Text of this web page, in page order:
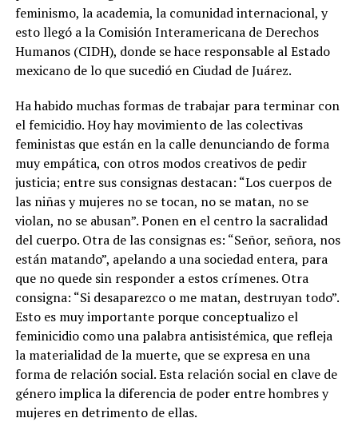
feminismo, la academia, la comunidad internacional, y
esto llegó a la Comisión Interamericana de Derechos
Humanos (CIDH), donde se hace responsable al Estado
mexicano de lo que sucedió en Ciudad de Juárez.
Ha habido muchas formas de trabajar para terminar con
el femicidio. Hoy hay movimiento de las colectivas
feministas que están en la calle denunciando de forma
muy empática, con otros modos creativos de pedir
justicia; entre sus consignas destacan: “Los cuerpos de
las niñas y mujeres no se tocan, no se matan, no se
violan, no se abusan”. Ponen en el centro la sacralidad
del cuerpo. Otra de las consignas es: “Señor, señora, nos
están matando”, apelando a una sociedad entera, para
que no quede sin responder a estos crímenes. Otra
consigna: “Si desaparezco o me matan, destruyan todo”.
Esto es muy importante porque conceptualizo el
feminicidio como una palabra antisistémica, que refleja
la materialidad de la muerte, que se expresa en una
forma de relación social. Esta relación social en clave de
género implica la diferencia de poder entre hombres y
mujeres en detrimento de ellas.